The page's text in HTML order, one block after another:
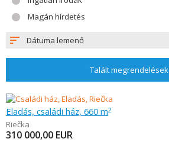
Magán hírdetés
Dátuma lemenő
Talált megrendelések
Eladás, családi ház, 660 m2
Riečka
310 000,00 EUR